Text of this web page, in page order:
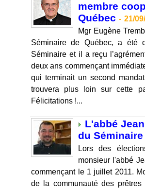
membre
Québec - 21/
Mgr Eugène
Séminaire de Québec, a été
Séminaire et il a reçu
deux ans commençant
qui terminait un second
trouvera plus loin sur cette
Félicitations !...
L'abbé
du
Lors des
monsieur l'abbé
commençant le 1 juillet 2011.
de la communauté des